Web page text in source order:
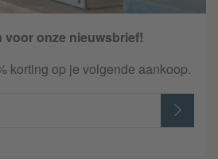
voor onze nieuwsbrief!
korting op je volgende aankoop.